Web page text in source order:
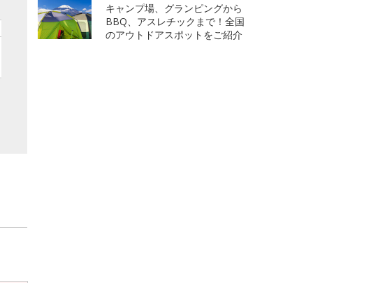
キャンプ場、グランピングから
BBQ、アスレチックまで！全国
のアウトドアスポットをご紹介